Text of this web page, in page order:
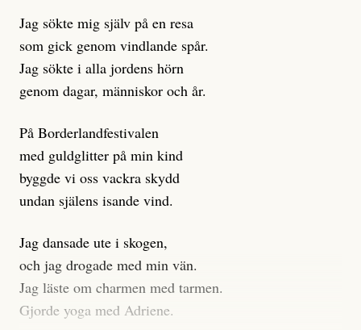
Jag sökte mig själv på en resa
som gick genom vindlande spår.
Jag sökte i alla jordens hörn
genom dagar, människor och år.
På Borderlandfestivalen
med guldglitter på min kind
byggde vi oss vackra skydd
undan själens isande vind.
Jag dansade ute i skogen,
och jag drogade med min vän.
Jag läste om charmen med tarmen.
Gjorde yoga med Adriene.